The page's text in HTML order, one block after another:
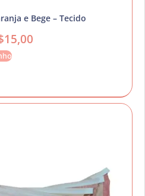
e Bege – Tecido
15,00